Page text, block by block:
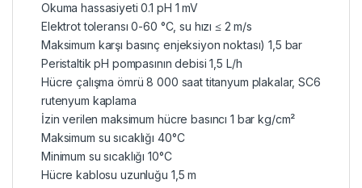
Okuma hassasiyeti 0.1 pH 1 mV
Elektrot toleransı 0-60 °C, su hızı ≤ 2 m/s
Maksimum karşı basınç enjeksiyon noktası) 1,5 bar
Peristaltik pH pompasının debisi 1,5 L/h
Hücre çalışma ömrü 8 000 saat titanyum plakalar, SC6
rutenyum kaplama
İzin verilen maksimum hücre basıncı 1 bar kg/cm²
Maksimum su sıcaklığı 40°C
Minimum su sıcaklığı 10°C
Hücre kablosu uzunluğu 1,5 m